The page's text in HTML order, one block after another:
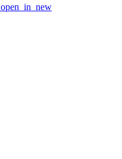
open_in_new